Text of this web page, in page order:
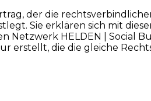
der die
Sie erklären sich mit
Netzwerk HELDEN | Social
erstellt, die die gleiche